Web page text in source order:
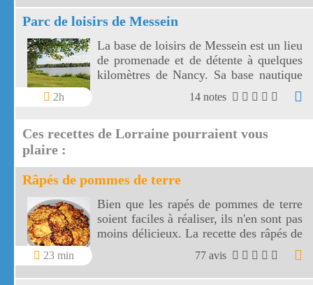
Parc de loisirs de Messein
2h
La base de loisirs de Messein est un lieu
de promenade et de détente à quelques
kilomètres de Nancy. Sa base nautique
utilise un plan d'eau de 14 hectares.
14 notes
Ces recettes de Lorraine pourraient vous
plaire :
Râpés de pommes de terre
23 min
Bien que les rapés de pommes de terre
soient faciles à réaliser, ils n'en sont pas
moins délicieux. La recette des râpés de
pommes de terre a pour base des
produits de la région Lorraine, plus
précisément des Vosges.
77 avis